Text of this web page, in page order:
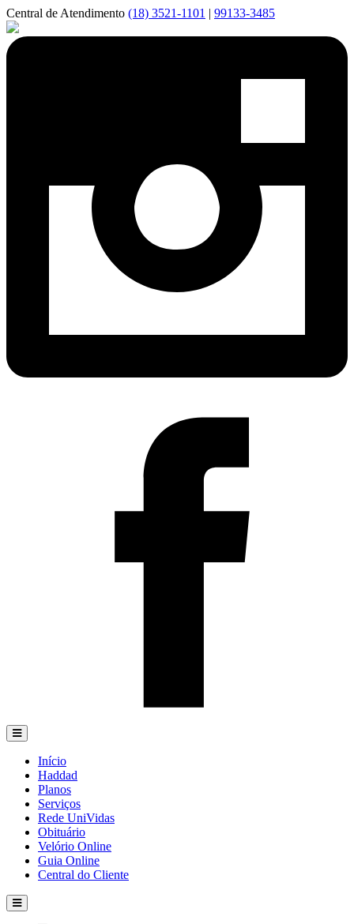
Central de Atendimento (18) 3521-1101 | 99133-3485
Início
Haddad
Planos
Serviços
Rede UniVidas
Obituário
Velório Online
Guia Online
Central do Cliente